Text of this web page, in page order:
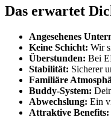
Das erwartet
Angesehenes
Keine Schicht: Wir
Überstunden: Bei
Stabilität: Sicherer
Familiäre
Buddy-System:
Abwechslung: Ein
Attraktive Benefits: